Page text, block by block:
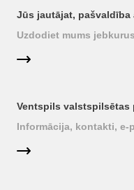
Jūs jautājat, pašvaldība
Uzdodiet mums
Ventspils valstspilsētas
Informācija, kontakti, e-